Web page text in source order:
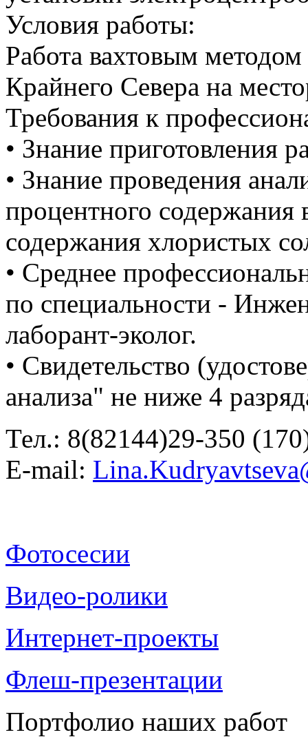
Условия работы:
Работа вахтовым
Крайнего Севера на
Требования к
• Знание приготовления
• Знание проведения
процентного
содержания хлористых
• Среднее
по специальности -
лаборант-эколог.
• Свидетельство
анализа" не ниже 4
Тел.: 8(82144)29-350
E-mail:
Фотосесии
Видео-ролики
Интернет-проекты
Флеш-презентации
Портфолио наших работ